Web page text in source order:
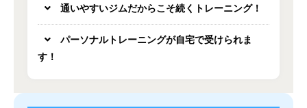
通いやすいジムだからこそ続くトレーニング！
パーソナルトレーニングが自宅で受けられま
す！